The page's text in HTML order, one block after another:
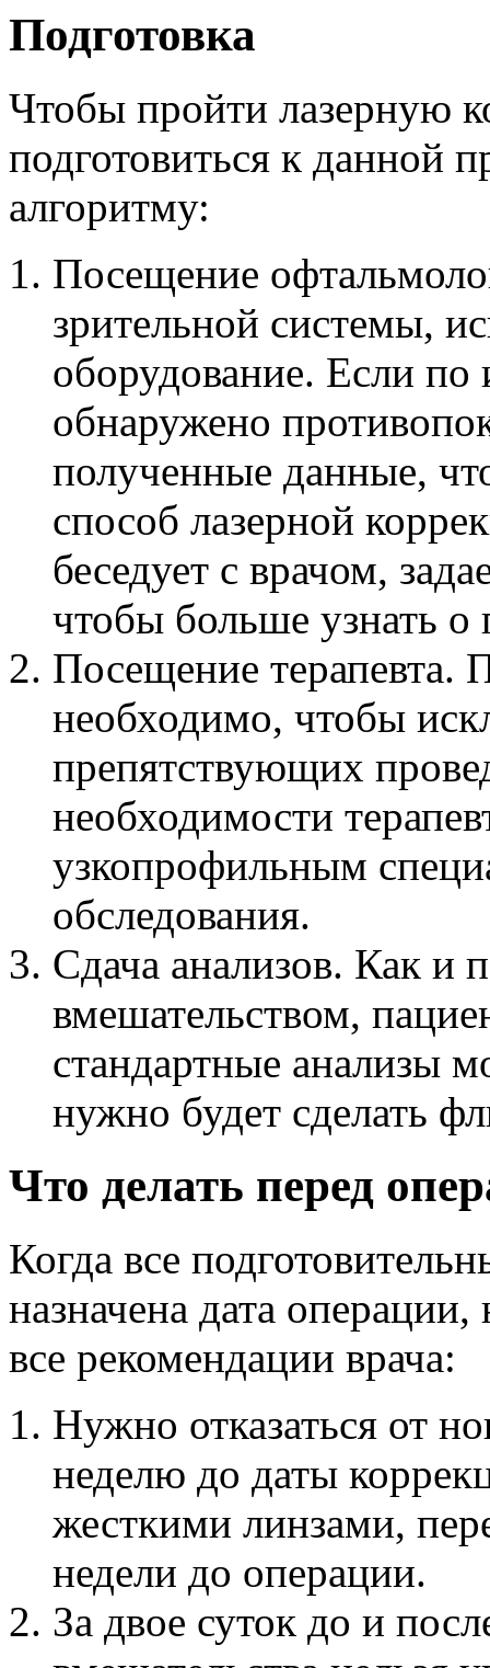
Подготовка
Чтобы пройти лазерную
подготовиться к данной
алгоритму:
Посещение
зрительной системы,
оборудование. Если по
обнаружено
полученные данные,
способ лазерной
беседует с врачом,
чтобы больше узнать о
Посещение терапевта.
необходимо, чтобы
препятствующих
необходимости
узкопрофильным
обследования.
Сдача анализов. Как и
вмешательством,
стандартные анализы
нужно будет сделать
Что делать перед
Когда все
назначена дата
все рекомендации врача:
Нужно отказаться от
неделю до даты
жесткими линзами,
недели до операции.
За двое суток до и